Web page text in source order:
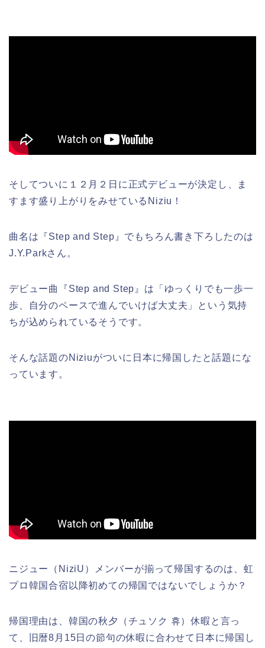
そしてついに１２月２日に正式デビューが決定し、ま
すます盛り上がりをみせているNiziu！
曲名は『Step and Step』でもちろん書き下ろしたのは
J.Y.Parkさん。
デビュー曲『Step and Step』は「ゆっくりでも一歩一
歩、自分のペースで進んでいけば大丈夫」という気持
ちが込められているそうです。
そんな話題のNiziuがついに日本に帰国したと話題にな
っています。
ニジュー（NiziU）メンバーが揃って帰国するのは、虹
プロ韓国合宿以降初めての帰国ではないでしょうか？
帰国理由は、韓国の秋夕（チュソク 휴）休暇と言っ
て、旧暦8月15日の節句の休暇に合わせて日本に帰国し